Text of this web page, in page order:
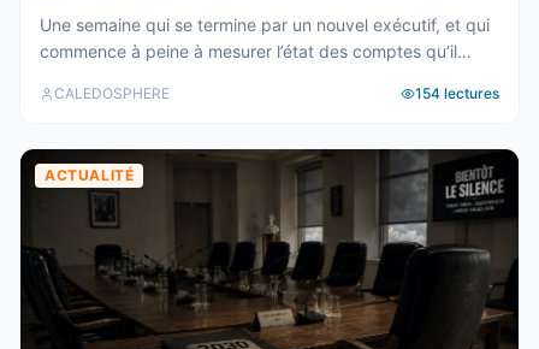
Une semaine qui se termine par un nouvel exécutif, et qui
commence à peine à mesurer l’état des comptes qu’il
gouvernement, et des comptes qui coincent C’est fait. Le
gouvernement ont été élus au Congrès (abonnés), ...
CALEDOSPHERE 154 lectures
ACTUALITÉ